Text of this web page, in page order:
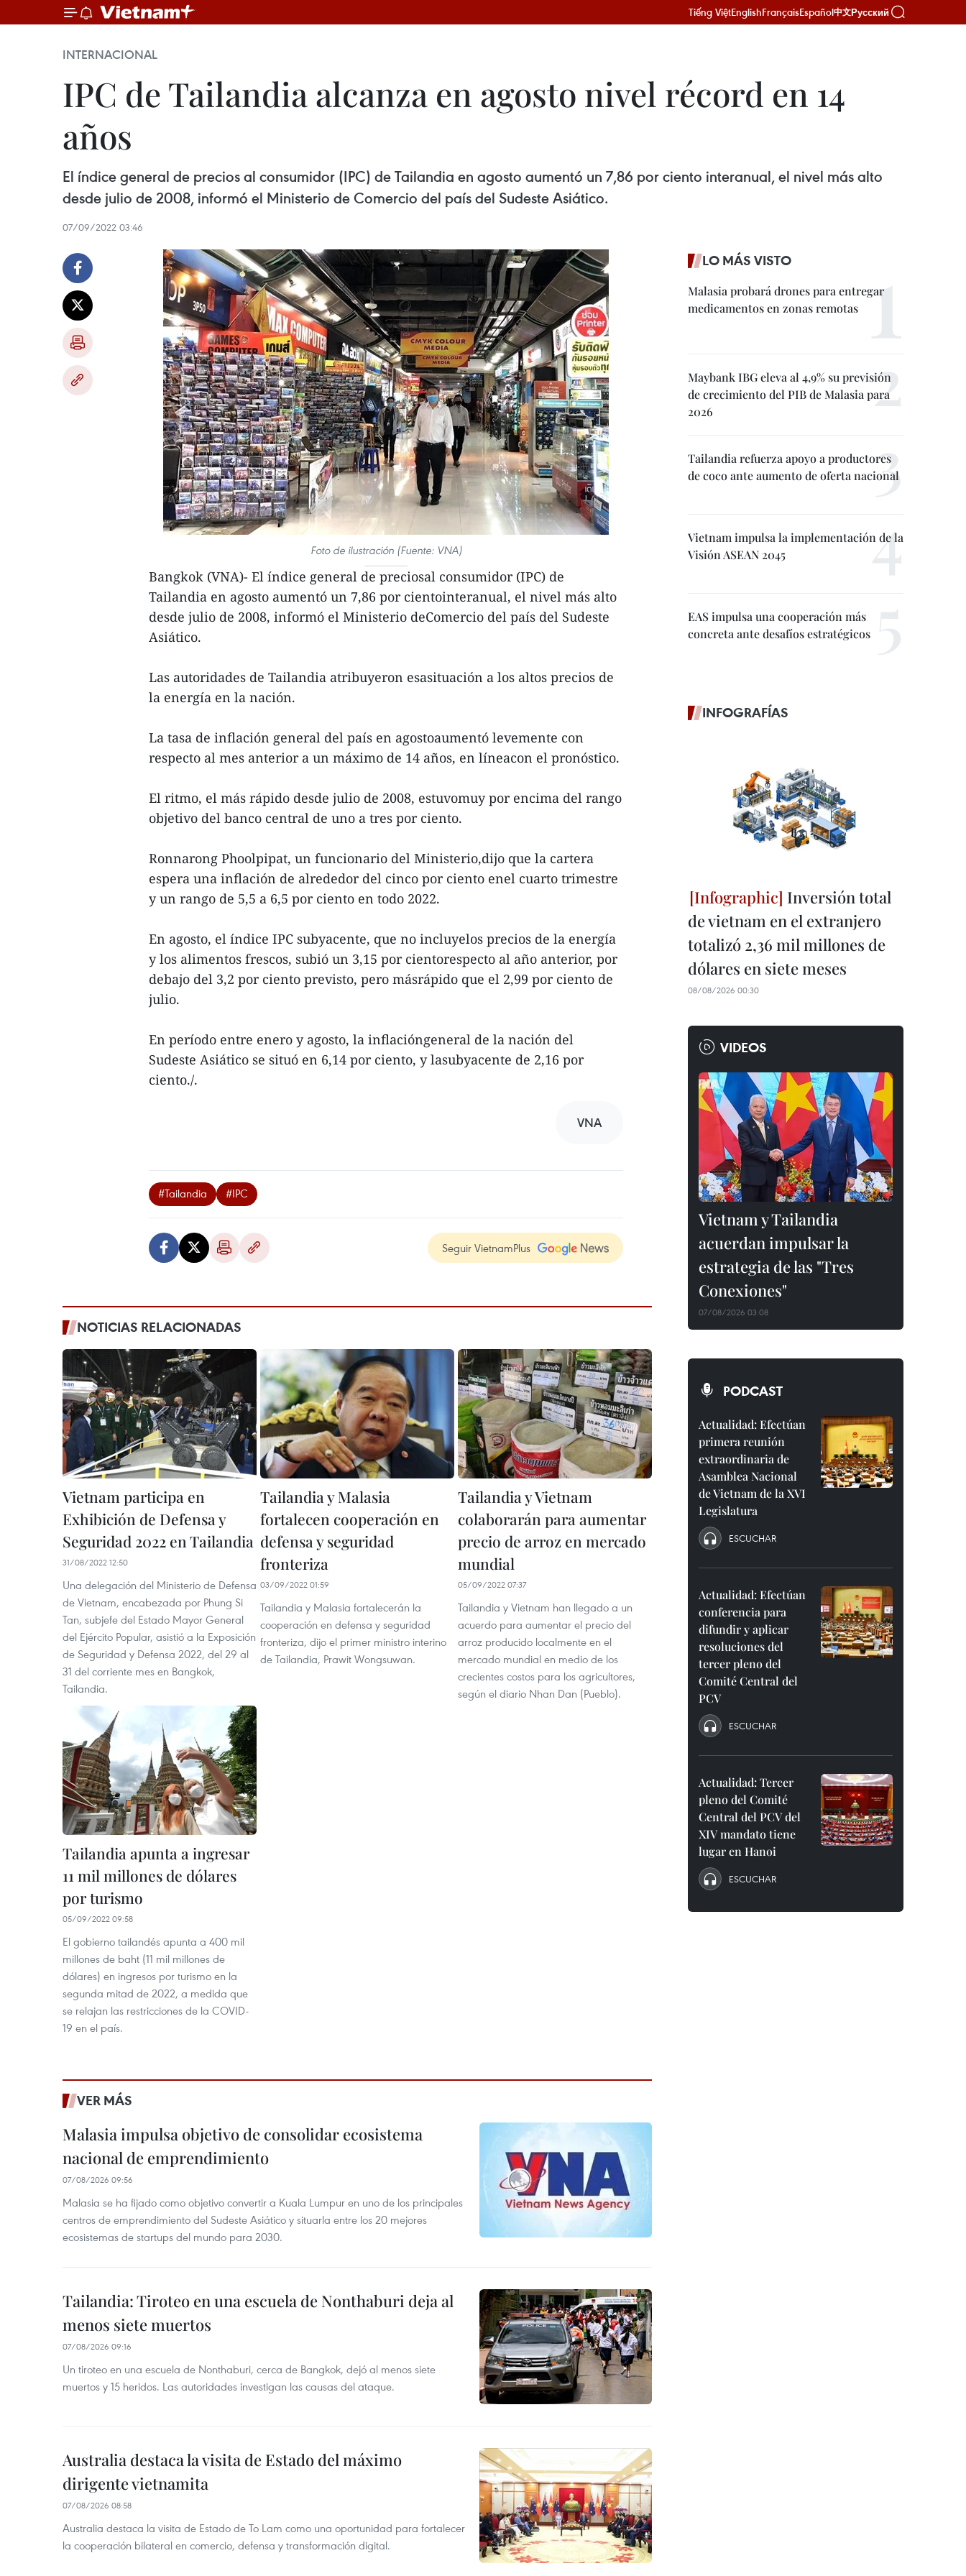
Tiếng ViệtEnglishFrançaisEspañol中文Русский
INTERNACIONAL
IPC de Tailandia alcanza en agosto nivel récord en 14
años
El índice general de precios al consumidor (IPC) de Tailandia en agosto aumentó un 7,86 por ciento interanual, el nivel más alto
desde julio de 2008, informó el Ministerio de Comercio del país del Sudeste Asiático.
07/09/2022 03:46
Foto de ilustración (Fuente: VNA)
Bangkok (VNA)- El índice general de preciosal consumidor (IPC) de
Tailandia en agosto aumentó un 7,86 por cientointeranual, el nivel más alto
desde julio de 2008, informó el Ministerio deComercio del país del Sudeste
Asiático.
Las autoridades de Tailandia atribuyeron esasituación a los altos precios de
la energía en la nación.
La tasa de inflación general del país en agostoaumentó levemente con
respecto al mes anterior a un máximo de 14 años, en líneacon el pronóstico.
El ritmo, el más rápido desde julio de 2008, estuvomuy por encima del rango
objetivo del banco central de uno a tres por ciento.
Ronnarong Phoolpipat, un funcionario del Ministerio,dijo que la cartera
espera una inflación de alrededor del cinco por ciento enel cuarto trimestre
y un rango de 5,5 a 6,5 por ciento en todo 2022.
En agosto, el índice IPC subyacente, que no incluyelos precios de la energía
y los alimentos frescos, subió un 3,15 por cientorespecto al año anterior, por
debajo del 3,2 por ciento previsto, pero másrápido que el 2,99 por ciento de
julio.
En período entre enero y agosto, la inflacióngeneral de la nación del
Sudeste Asiático se situó en 6,14 por ciento, y lasubyacente de 2,16 por
ciento./.
VNA
#Tailandia #IPC
Seguir VietnamPlus
NOTICIAS RELACIONADAS
Vietnam participa en
Exhibición de Defensa y
Seguridad 2022 en Tailandia
31/08/2022 12:50
Una delegación del Ministerio de Defensa
de Vietnam, encabezada por Phung Si
Tan, subjefe del Estado Mayor General
del Ejército Popular, asistió a la Exposición
de Seguridad y Defensa 2022, del 29 al
31 del corriente mes en Bangkok,
Tailandia.
Tailandia y Malasia
fortalecen cooperación en
defensa y seguridad
fronteriza
03/09/2022 01:59
Tailandia y Malasia fortalecerán la
cooperación en defensa y seguridad
fronteriza, dijo el primer ministro interino
de Tailandia, Prawit Wongsuwan.
Tailandia y Vietnam
colaborarán para aumentar
precio de arroz en mercado
mundial
05/09/2022 07:37
Tailandia y Vietnam han llegado a un
acuerdo para aumentar el precio del
arroz producido localmente en el
mercado mundial en medio de los
crecientes costos para los agricultores,
según el diario Nhan Dan (Pueblo).
Tailandia apunta a ingresar
11 mil millones de dólares
por turismo
05/09/2022 09:58
El gobierno tailandés apunta a 400 mil
millones de baht (11 mil millones de
dólares) en ingresos por turismo en la
segunda mitad de 2022, a medida que
se relajan las restricciones de la COVID-
19 en el país.
VER MÁS
Malasia impulsa objetivo de consolidar ecosistema
nacional de emprendimiento
07/08/2026 09:56
Malasia se ha fijado como objetivo convertir a Kuala Lumpur en uno de los principales
centros de emprendimiento del Sudeste Asiático y situarla entre los 20 mejores
ecosistemas de startups del mundo para 2030.
Tailandia: Tiroteo en una escuela de Nonthaburi deja al
menos siete muertos
07/08/2026 09:16
Un tiroteo en una escuela de Nonthaburi, cerca de Bangkok, dejó al menos siete
muertos y 15 heridos. Las autoridades investigan las causas del ataque.
Australia destaca la visita de Estado del máximo
dirigente vietnamita
07/08/2026 08:58
Australia destaca la visita de Estado de To Lam como una oportunidad para fortalecer
la cooperación bilateral en comercio, defensa y transformación digital.
LO MÁS VISTO
Malasia probará drones para entregar
medicamentos en zonas remotas
Maybank IBG eleva al 4,9% su previsión
de crecimiento del PIB de Malasia para
2026
Tailandia refuerza apoyo a productores
de coco ante aumento de oferta nacional
Vietnam impulsa la implementación de la
Visión ASEAN 2045
EAS impulsa una cooperación más
concreta ante desafíos estratégicos
INFOGRAFÍAS
Inversión total
de vietnam en el extranjero
totalizó 2,36 mil millones de
dólares en siete meses
08/08/2026 00:30
VIDEOS
Vietnam y Tailandia
acuerdan impulsar la
estrategia de las "Tres
Conexiones"
07/08/2026 03:08
PODCAST
Actualidad: Efectúan
primera reunión
extraordinaria de
Asamblea Nacional
de Vietnam de la XVI
Legislatura
ESCUCHAR
Actualidad: Efectúan
conferencia para
difundir y aplicar
resoluciones del
tercer pleno del
Comité Central del
PCV
ESCUCHAR
Actualidad: Tercer
pleno del Comité
Central del PCV del
XIV mandato tiene
lugar en Hanoi
ESCUCHAR